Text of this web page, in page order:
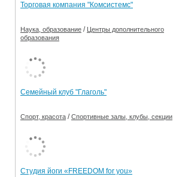
Торговая компания "Комсистемс"
Наука, образование / Центры дополнительного
образования
Семейный клуб "Глаголь"
Спорт, красота /Спортивные залы, клубы, секции
Студия йоги «FREEDOM for you»